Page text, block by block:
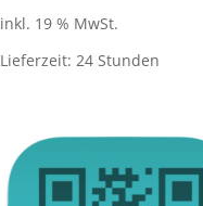
inkl. 19 % MwSt.
Lieferzeit: 24 Stunden